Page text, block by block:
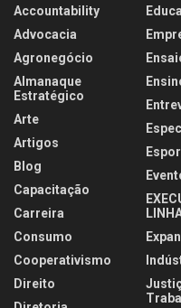
Accountability
Advocacia
Agronegócio
Almanaque
Estratégico
Arte
Artigos
Blog
Capacitação
Carreira
Consumo
Cooperativismo
Direito